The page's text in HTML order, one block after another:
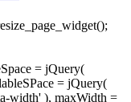
= jQuery(
= jQuery(
width' ), maxWidth =